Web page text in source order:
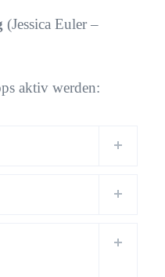
(Jessica Euler –
aktiv werden: